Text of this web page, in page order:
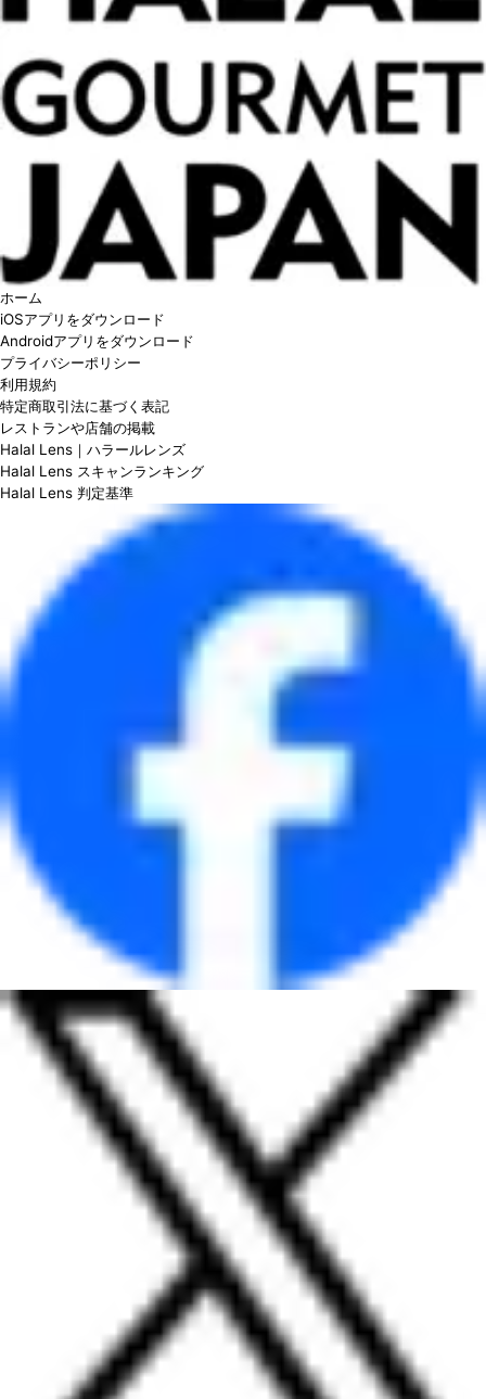
ホーム
iOSアプリをダウンロード
Androidアプリをダウンロード
プライバシーポリシー
利用規約
特定商取引法に基づく表記
レストランや店舗の掲載
Halal Lens｜ハラールレンズ
Halal Lens スキャンランキング
Halal Lens 判定基準